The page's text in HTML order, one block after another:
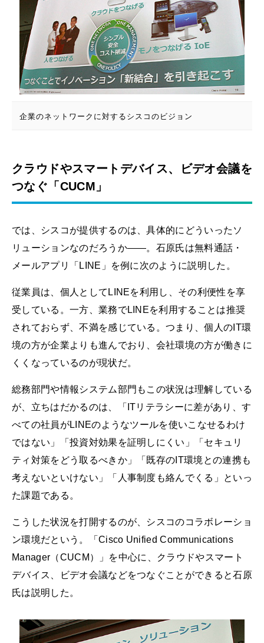
企業のネットワークに対するシスコのビジョン
クラウドやスマートデバイス、ビデオ会議を
つなぐ「CUCM」
では、シスコが提供するのは、具体的にどういったソ
リューションなのだろうか――。石原氏は無料通話・
メールアプリ「LINE」を例に次のように説明した。
従業員は、個人としてLINEを利用し、その利便性を享
受している。一方、業務でLINEを利用することは推奨
されておらず、不満を感じている。つまり、個人のIT環
境の方が企業よりも進んでおり、会社環境の方が働きに
くくなっているのが現状だ。
総務部門や情報システム部門もこの状況は理解している
が、立ちはだかるのは、「ITリテラシーに差があり、す
べての社員がLINEのようなツールを使いこなせるわけ
ではない」「投資対効果を証明しにくい」「セキュリ
ティ対策をどう取るべきか」「既存のIT環境との連携も
考えないといけない」「人事制度も絡んでくる」といっ
た課題である。
こうした状況を打開するのが、シスコのコラボレーショ
ン環境だという。「Cisco Unified Communications
Manager（CUCM）」を中心に、クラウドやスマート
デバイス、ビデオ会議などをつなぐことができると石原
氏は説明した。